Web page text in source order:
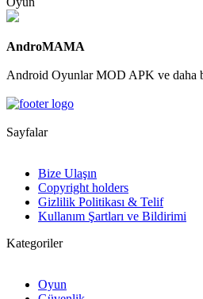
AndroMAMA
Android Oyunlar MOD APK ve daha
Sayfalar
Bize Ulaşın
Copyright holders
Gizlilik Politikası & Telif
Kullanım Şartları ve Bildirimi
Kategoriler
Oyun